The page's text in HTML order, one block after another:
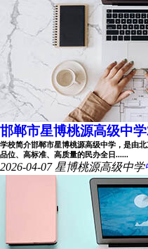
邯郸市星博桃源高级中
学校简介邯郸市星博桃源高级中学，是由
品位、高标准、高质量的民办全日......
2026-04-07 星博桃源高级中学